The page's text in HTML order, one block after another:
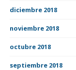
diciembre 2018
noviembre 2018
octubre 2018
septiembre 2018